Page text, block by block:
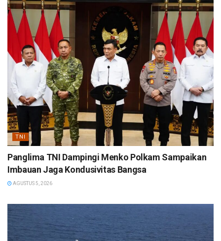
TNI
Panglima TNI Dampingi Menko Polkam Sampaikan
Imbauan Jaga Kondusivitas Bangsa
AGUSTUS 5, 2026